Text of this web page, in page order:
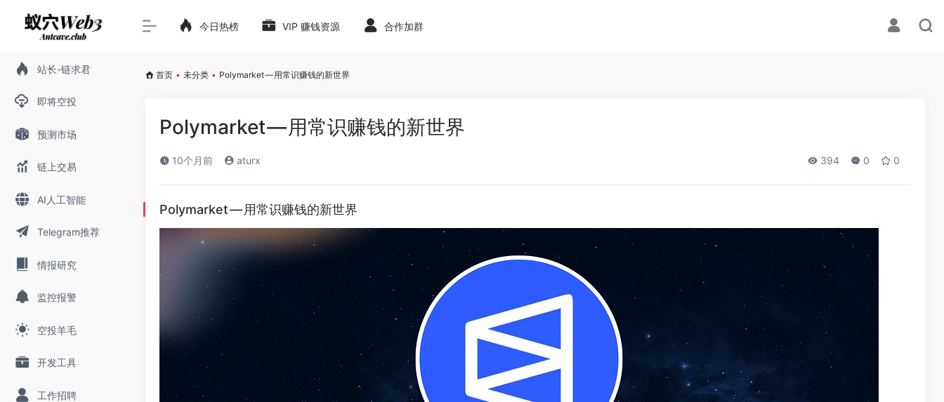
站长-链求君
即将空投
预测市场
链上交易
AI人工智能
Telegram推荐
情报研究
监控报警
空投羊毛
开发工具
工作招聘
今日热榜 VIP 赚钱资源 合作加群
首页 • 未分类 • Polymarket — 用常识赚钱的新世界
Polymarket — 用常识赚钱的新世界
10个月前 aturx 394 0 0
Polymarket — 用常识赚钱的新世界